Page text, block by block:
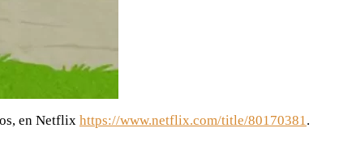
en Netflix https://www.netflix.com/title/80170381 .